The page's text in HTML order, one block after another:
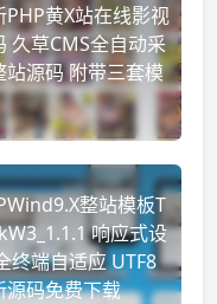
PHP黄X站在线影视
久草CMS全自动采
站源码 附带三套模
整站模板T
响应式设
终端自适应 UTF8
源码免费下载